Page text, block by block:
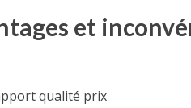
et
qualité prix